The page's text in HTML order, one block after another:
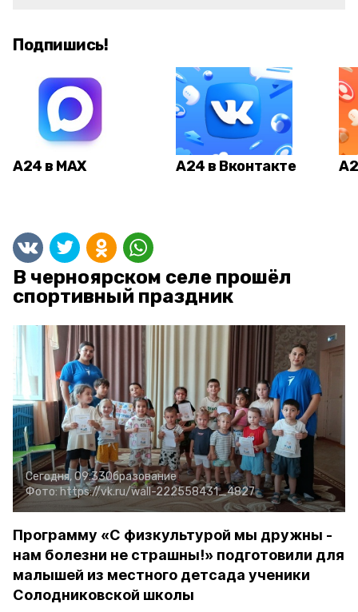
Подпишись!
А24 в MAX А24 в Вконтакте
В черноярском селе прошёл
спортивный праздник
Сегодня, 09:33Образование
Фото:https://vk.ru/wall-222558431_4827
Программу «С физкультурой мы дружны -
нам болезни не страшны!» подготовили для
малышей из местного детсада ученики
Солодниковской школы